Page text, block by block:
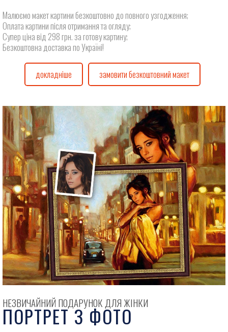
Малюємо макет картини безкоштовно до повного узгодження;
Оплата картини після отримання та огляду;
Супер ціна від 298 грн. за готову картину;
Безкоштовна доставка по Україні!
докладніше замовити безкоштовний макет
НЕЗВИЧАЙНИЙ ПОДАРУНОК ДЛЯ ЖІНКИ
ПОРТРЕТ З ФОТО